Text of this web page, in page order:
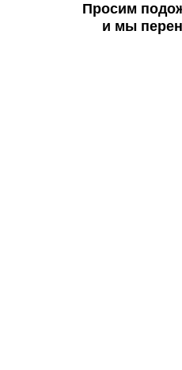
Просим
и мы